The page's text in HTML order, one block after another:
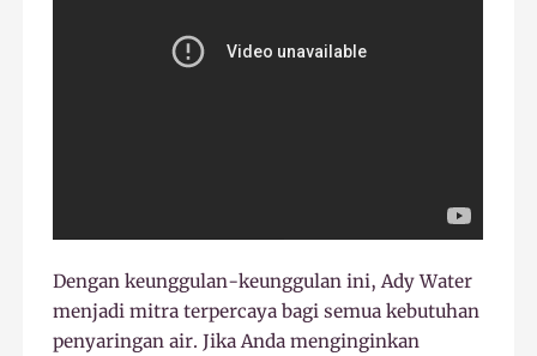
Dengan keunggulan-keunggulan ini, Ady Water
menjadi mitra terpercaya bagi semua kebutuhan
penyaringan air. Jika Anda menginginkan